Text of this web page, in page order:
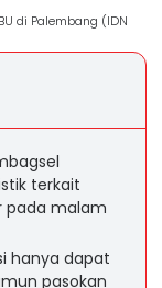
di Palembang (IDN
terkait
pada malam
hanya dapat
pasokan